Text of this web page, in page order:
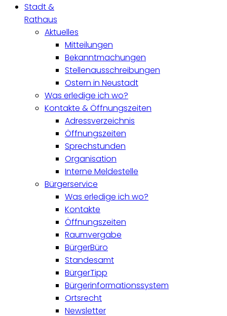
Stadt &
Rathaus
Aktuelles
Mitteilungen
Bekanntmachungen
Stellenausschreibungen
Ostern in Neustadt
Was erledige ich wo?
Kontakte & Öffnungszeiten
Adressverzeichnis
Öffnungszeiten
Sprechstunden
Organisation
Interne Meldestelle
Bürgerservice
Was erledige ich wo?
Kontakte
Öffnungszeiten
Raumvergabe
BürgerBüro
Standesamt
BürgerTipp
Bürgerinformationssystem
Ortsrecht
Newsletter